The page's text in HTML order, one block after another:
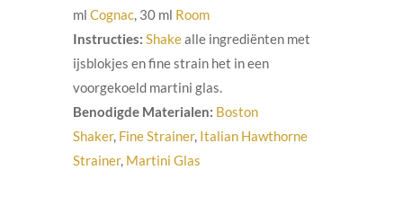
ml Cognac, 30 ml Room
Instructies: Shakealle ingrediënten met
ijsblokjes enfine strain het in een
voorgekoeld martini glas.
Benodigde Materialen: Boston
Shaker, Fine Strainer, Italian Hawthorne
Strainer, Martini Glas